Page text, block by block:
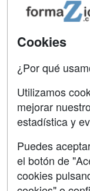
Acceso
Acceso Centros
Contactar
Aviso legal
Copyleft
Cookies
¿Por qué
Utilizamos
mejorar
estadística y
Puedes
el botón de
cookies